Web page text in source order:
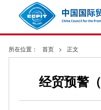
所在位置： 首页 > 正文
经贸预警